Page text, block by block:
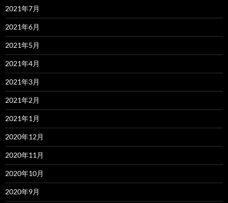
2021年7月
2021年6月
2021年5月
2021年4月
2021年3月
2021年2月
2021年1月
2020年12月
2020年11月
2020年10月
2020年9月